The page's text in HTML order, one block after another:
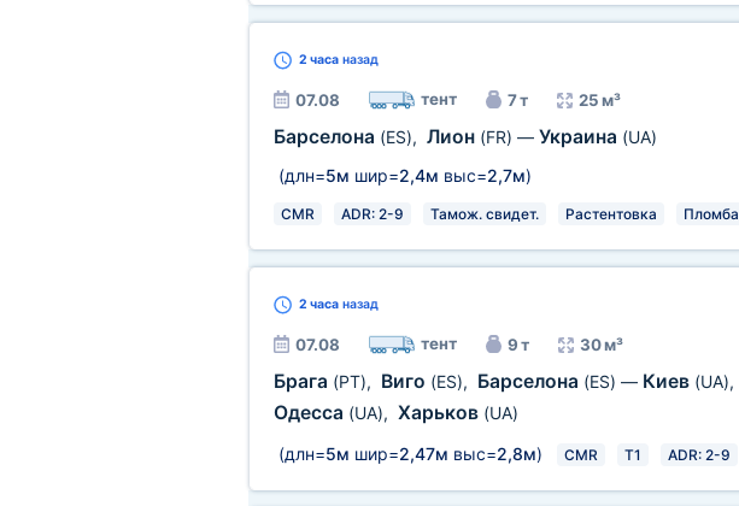
2 часаназад
07.08 тент 7 т 25 м³
Барселона (ES), Лион (FR) — Украина (UA)
(длн=5м шир=2,4м выс=2,7м)
CMR ADR: 2-9 Тамож. свидет. Растентовка Пломба
2 часаназад
07.08 тент 9 т 30 м³
Брага (PT), Виго (ES), Барселона (ES) — Киев (UA),
Одесса (UA), Харьков (UA)
(длн=5м шир=2,47м выс=2,8м) CMR T1 ADR: 2-9